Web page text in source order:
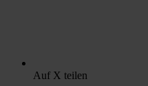
Auf X teilen